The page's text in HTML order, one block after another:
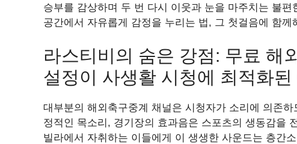
승부를 감상하며 두 번 다시 이웃과 눈을 마주치는 불
공간에서 자유롭게 감정을 누리는 법, 그 첫걸음에 함께
라스티비의 숨은 강점: 무료 해
설정이 사생활 시청에 최적화된
대부분의 해외축구중계 채널은 시청자가 소리에 의존
정적인 목소리, 경기장의 효과음은 스포츠의 생동감을
빌라에서 자취하는 이들에게 이 생생한 사운드는 층간